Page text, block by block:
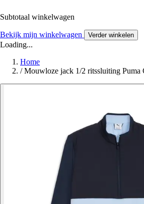
Subtotaal winkelwagen
Bekijk mijn winkelwagen Verder winkelen
Loading...
Home
/ Mouwloze jack 1/2 ritssluiting Puma